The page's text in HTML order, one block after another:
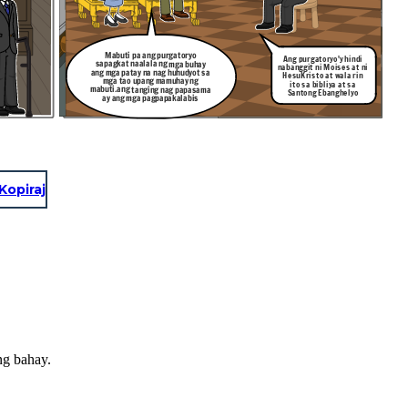
Ang purgatoryo'y hindi
nabanggit ni Moises at ni
HesuKristo at wala rin
ito sa bibliya at sa
Santong Ebanghelyo
Mabuti pa ang purgatoryo
sapagkat naalala ng mga buhay
ang mga patay na nag huhudyot sa
mga tao upang mamuhay ng
mabuti.ang tanging nag papasama
ay ang mga pagpapakalabis
Kopiraj
bahay.